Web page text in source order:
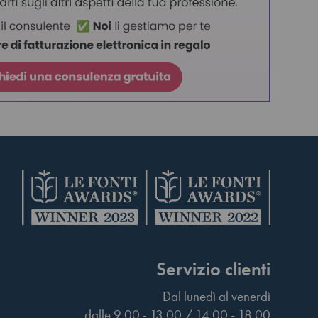
Servizio clienti
Dal lunedì al venerdì